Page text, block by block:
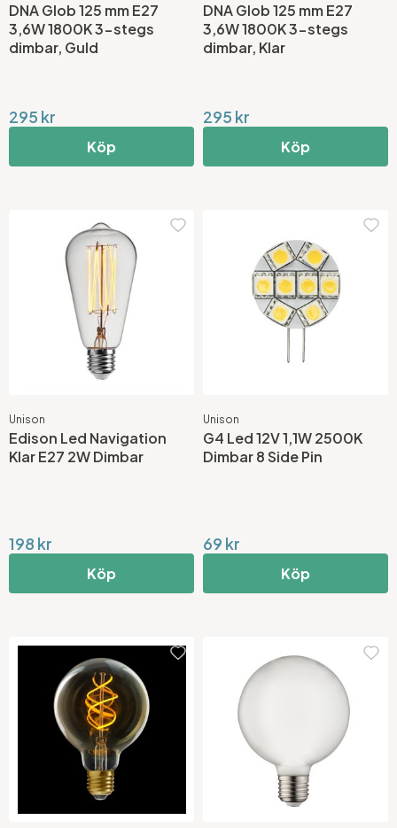
DNA Glob 125 mm E27
3,6W 1800K 3-stegs
dimbar, Guld
295 kr
Köp
DNA Glob 125 mm E27
3,6W 1800K 3-stegs
dimbar, Klar
295 kr
Köp
Unison
Edison Led Navigation
Klar E27 2W Dimbar
198 kr
Köp
Unison
G4 Led 12V 1,1W 2500K
Dimbar 8 Side Pin
69 kr
Köp